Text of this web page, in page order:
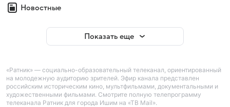
Новостные
Показать еще
«Ратник» — социально-образовательный телеканал, ориентированный
на молодежную аудиторию зрителей. Эфир канала представлен
российским историческим кино, мультфильмами, документальными и
художественными фильмами. Смотрите полную телепрограмму
телеканала Ратник для города Ишим на «ТВ Mail».